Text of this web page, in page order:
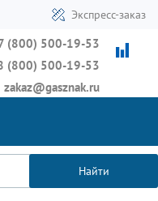
Экспресс-заказ
(800) 500-19-53
(800) 500-19-53
zakaz@gasznak.ru
Найти